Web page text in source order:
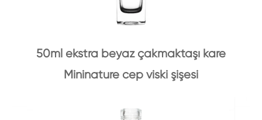
50ml ekstra beyaz çakmaktaşı kare
Mininature cep viski şişesi